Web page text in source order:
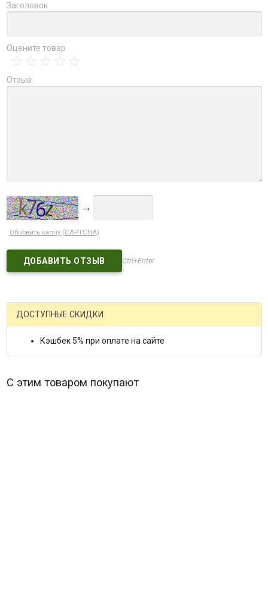
Заголовок
Оцените товар
Отзыв
→
Обновить капчу (CAPTCHA)
Ctrl+Enter
ДОСТУПНЫЕ СКИДКИ
Кэшбек 5% при оплате на сайте
С этим товаром покупают